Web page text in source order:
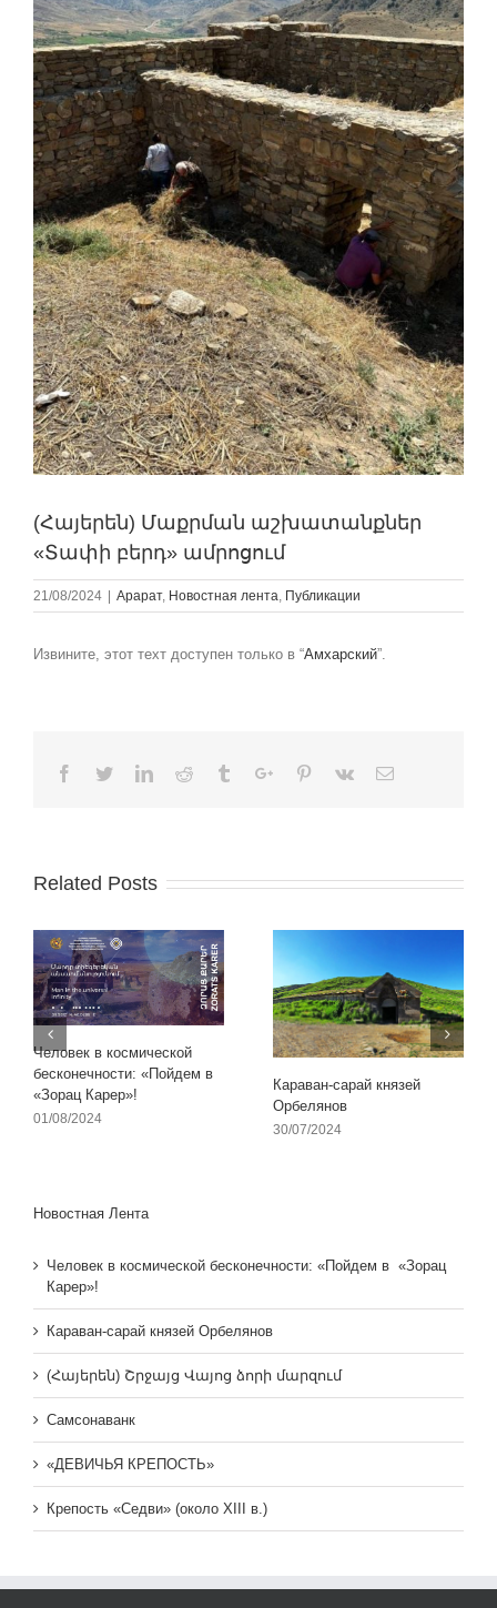
(Հայերեն) Մաքրման աշխատանքներ
«Տափի բերդ» ամրոցում
21/08/2024 | Арарат, Новостная лента Публикации
Извините, этот техт доступен только в “Амхарский”.
Facebook
TwitterLinkedinReddit TumblrGoogle+Pinterest
Vk Email
Related Posts
Человек в космической
бесконечности: «Пойдем в
«Зорац Карер»!
01/08/2024
Караван-сарай князей
Орбелянов
30/07/2024
Новостная Лента
Человек в космической бесконечности: «Пойдем в «Зорац
Карер»!
Караван-сарай князей Орбелянов
(Հայերեն) Շրջայց Վայոց ձորի մարզում
Самсонаванк
«ДЕВИЧЬЯ КРЕПОСТЬ»
Крепость «Седви» (около XIII в.)